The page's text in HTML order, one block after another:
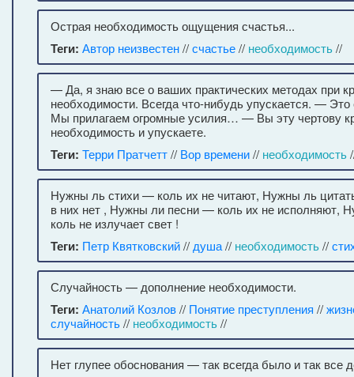
Острая необходимость ощущения счастья...
Теги: Автор неизвестен//счастье// необходимость//
— Да, я знаю все о ваших практических методах при
необходимости. Всегда что-нибудь упускается. —
Мы прилагаем огромные усилия… — Вы эту чертову
необходимость и упускаете.
Теги: Терри Пратчетт// Вор времени// необходимость
Нужны ль стихи — коль их не читают, Нужны ль
в них нет , Нужны ли песни — коль их не исполняют,
коль не излучает свет !
Теги: Петр Квятковский// душа// необходимость//
Случайность — дополнение необходимости.
Теги: Анатолий Козлов// Понятие преступления //
случайность// необходимость//
Нет глупее обоснования — так всегда было и так все